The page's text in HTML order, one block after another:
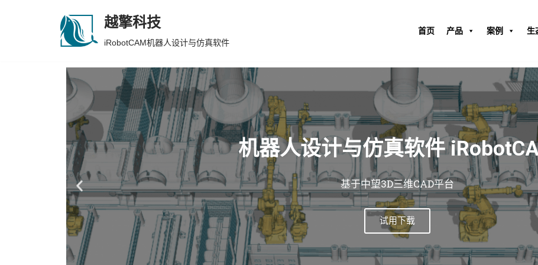
越擎科技
iRobotCAM机器人设计与仿真软件
首页 产品 案例 生
越擎科技全国产机器人离线编程方案
相第六届工业互联网大会
喜提中望软件优秀合作伙伴奖
点击查看